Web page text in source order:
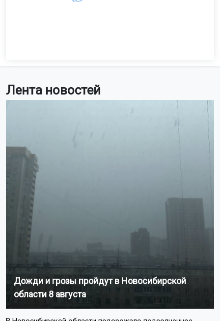
Лента новостей
Дожди и грозы пройдут в Новосибирской
области 8 августа